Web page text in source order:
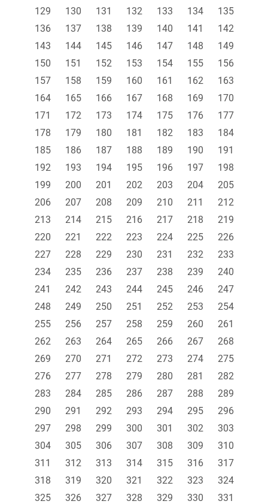
129
130 131 132 133 134
135
136
137 138 139 140 141
142
143
144 145 146 147 148
149
150
151 152 153 154 155
156
157
158 159 160 161 162
163
164
165 166 167 168 169
170
171
172 173 174 175 176
177
178
179 180 181 182 183
184
185
186 187 188 189 190
191
192
193 194 195 196 197
198
199
200 201 202 203 204
205
206
207 208 209 210 211
212
213
214 215 216 217 218
219
220
221 222 223 224 225
226
227
228 229 230 231 232
233
234
235 236 237 238 239
240
241
242 243 244 245 246
247
248
249 250 251 252 253
254
255
256 257 258 259 260
261
262
263 264 265 266 267
268
269
270 271 272 273 274
275
276
277 278 279 280 281
282
283
284 285 286 287 288
289
290
291 292 293 294 295
296
297
298 299 300 301 302
303
304
305 306 307 308 309
310
311
312 313 314 315 316
317
318
319 320 321 322 323
324
325
326 327 328 329 330
331